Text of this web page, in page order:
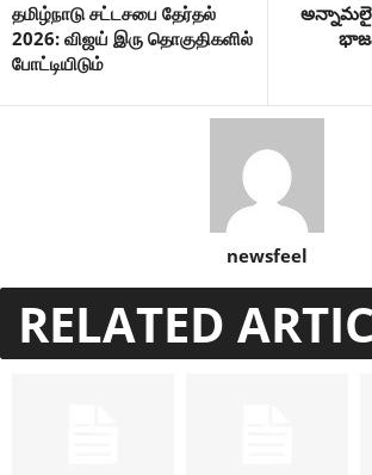
தமிழ்நாடு சட்டசபை தேர்தல்
2026: விஜய் இரு தொகுதிகளில்
போட்டியிடும்
newsfeel
RELATED